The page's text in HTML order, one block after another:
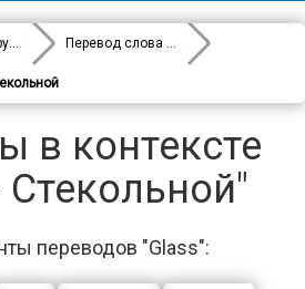
Английский - русский Перевод слова
Glass
в контексте
Стекольной"
переводов "Glass":